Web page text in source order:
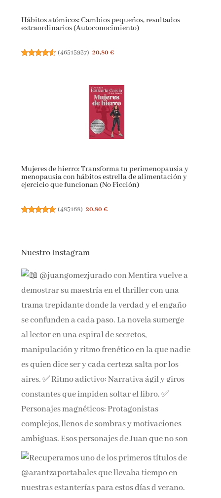
Hábitos atómicos: Cambios pequeños, resultados
extraordinarios (Autoconocimiento)
(46515937) 20,80 €
Mujeres de hierro: Transforma tu perimenopausia y
menopausia con hábitos estrella de alimentación y
ejercicio que funcionan (No Ficción)
(485168) 20,80 €
Nuestro Instagram